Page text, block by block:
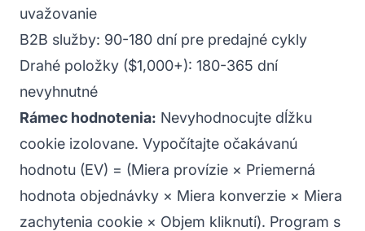
uvažovanie
B2B služby: 90-180 dní pre predajné cykly
Drahé položky ($1,000+): 180-365 dní
nevyhnutné
Rámec hodnotenia: Nevyhodnocujte dĺžku
cookie izolovane. Vypočítajte očakávanú
hodnotu (EV) = (Miera provízie × Priemerná
hodnota objednávky × Miera konverzie × Miera
zachytenia cookie × Objem kliknutí). Program s